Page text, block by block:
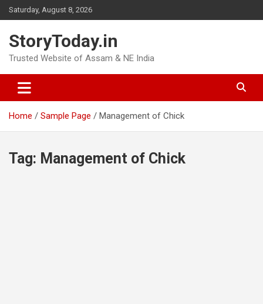
Skip
to
Saturday, August 8, 2026
StoryToday.in
Trusted Website of Assam & NE India
Home Sample Page Management of Chick
Tag: Management of Chick